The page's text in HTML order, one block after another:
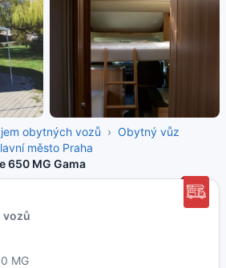
obytných vozů
Obytný vůz
město Praha
650 MG Gama
vozů
MG